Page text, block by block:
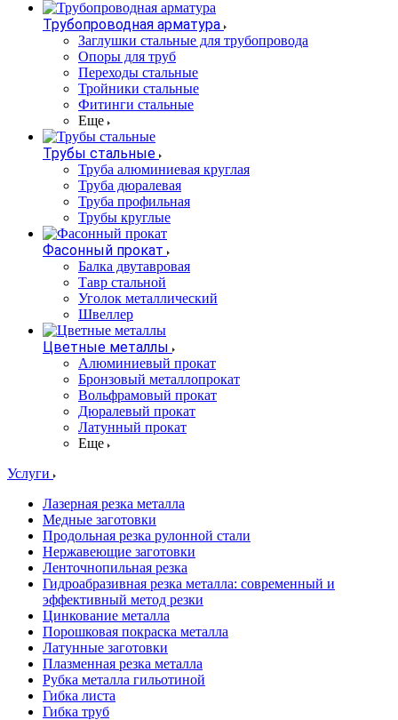
Трубопроводная арматура
Заглушки стальные для трубопровода
Опоры для труб
Переходы стальные
Тройники стальные
Фитинги стальные
Еще
Трубы стальные
Труба алюминиевая круглая
Труба дюралевая
Труба профильная
Трубы круглые
Фасонный прокат
Балка двутавровая
Тавр стальной
Уголок металлический
Швеллер
Цветные металлы
Алюминиевый прокат
Бронзовый металлопрокат
Вольфрамовый прокат
Дюралевый прокат
Латунный прокат
Еще
Услуги
Лазерная резка металла
Медные заготовки
Продольная резка рулонной стали
Нержавеющие заготовки
Ленточнопильная резка
Гидроабразивная резка металла: современный и
эффективный метод резки
Цинкование металла
Порошковая покраска металла
Латунные заготовки
Плазменная резка металла
Рубка металла гильотиной
Гибка листа
Гибка труб